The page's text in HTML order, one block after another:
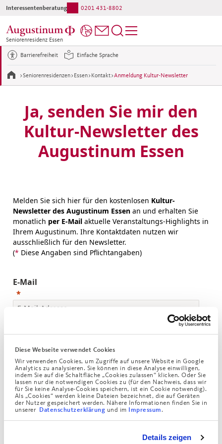
Diese Webseite verwendet Cookies
Wir verwenden Cookies, um Zugriffe auf unsere Website in Google
Analytics zu analysieren. Sie können in diese Analyse einwilligen,
indem Sie auf die Schaltfläche „Cookies zulassen“ klicken. Oder Sie
lassen nur die notwendigen Cookies zu (für den Nachweis, dass wir
für Sie keine Analyse-Cookies speichern, ist ein Cookie notwendig).
Als „Cookies“ werden kleine Dateien bezeichnet, die auf Geräten
der Nutzer gespeichert werden. Nähere Informationen finden Sie in
unserer Datenschutzerklärung und im Impressum.
Details zeigen
Seniorenresidenz Essen
Interessentenberatung: 0201 431-8802
Ihr direkter Kontakt ins Haus: 0201 431-1
>Seniorenresidenzen> Essen> Kontakt>Anmeldung Kultur-Newsletter
Barrierefreiheit Einfache Sprache
Ja, senden Sie mir den
Kultur-Newsletter des
Augustinum Essen
Melden Sie sich hier für den kostenlosen Kultur-
Newsletter des Augustinum Essen an und erhalten Sie
monatlich per E-Mail aktuelle Veranstaltungs-Highlights in
Ihrem Augustinum. Ihre Kontaktdaten nutzen wir
ausschließlich für den Newsletter.
(* Diese Angaben sind Pflichtangaben)
E-Mail
Anrede
Vorname